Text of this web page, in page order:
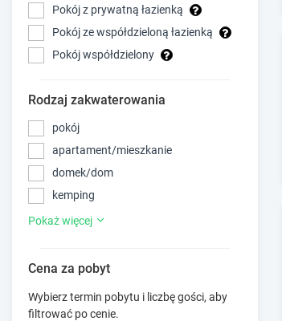
Pokój z prywatną łazienką
Pokój ze współdzieloną łazienką
Pokój współdzielony
Rodzaj zakwaterowania
pokój
apartament/mieszkanie
domek/dom
kemping
Pokaż więcej
Cena za pobyt
Wybierz termin pobytu i liczbę gości, aby
filtrować po cenie.